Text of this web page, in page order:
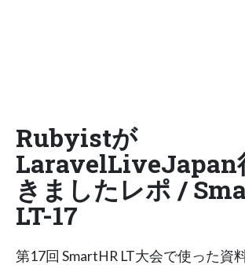
Rubyistが
LaravelLiveJapan
きましたレポ /
LT-17
第17回 SmartHR LT大会で使った資